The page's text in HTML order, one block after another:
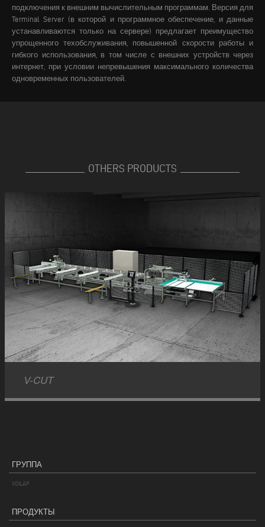
подключения к внешним вычислительным программам. Версия для
Terminal Server (в которой и программное обеспечение, и данные
устанавливаются только на сервере) предлагает преимущество
упрощенного техобслуживания, повышенной скорости работы и
гибкого использования, в том числе с внешних устройств через
интернет, при условии непревышения максимального количества
одновременных пользователей.
OTHERS PRODUCTS
V-CUT
ГРУППА
VOILÀP
ПРОДУКТЫ